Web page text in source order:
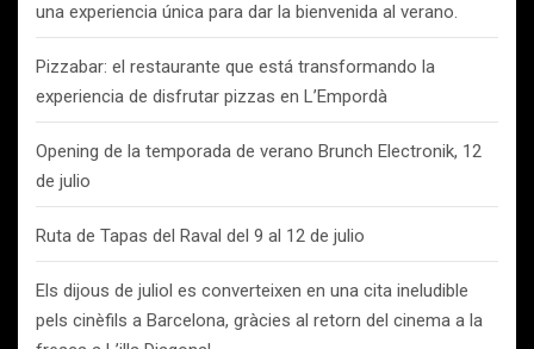
una experiencia única para dar la bienvenida al verano.
Pizzabar: el restaurante que está transformando la
experiencia de disfrutar pizzas en L’Empordà
Opening de la temporada de verano Brunch Electronik, 12
de julio
Ruta de Tapas del Raval del 9 al 12 de julio
Els dijous de juliol es converteixen en una cita ineludible
pels cinèfils a Barcelona, gràcies al retorn del cinema a la